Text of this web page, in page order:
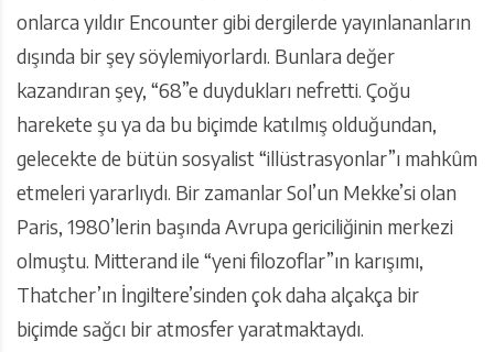
onlarca yıldır Encounter gibi dergilerde yayınlananların
dışında bir şey söylemiyorlardı. Bunlara değer
kazandıran şey, “68”e duydukları nefretti. Çoğu
harekete şu ya da bu biçimde katılmış olduğundan,
gelecekte de bütün sosyalist “illüstrasyonlar”ı mahkûm
etmeleri yararlıydı. Bir zamanlar Sol’un Mekke’si olan
Paris, 1980’lerin başında Avrupa gericiliğinin merkezi
olmuştu. Mitterand ile “yeni filozoflar”ın karışımı,
Thatcher’ın İngiltere’sinden çok daha alçakça bir
biçimde sağcı bir atmosfer yaratmaktaydı.